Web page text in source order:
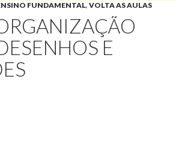
FUNDAMENTAL, VOLTA AS AULAS
E